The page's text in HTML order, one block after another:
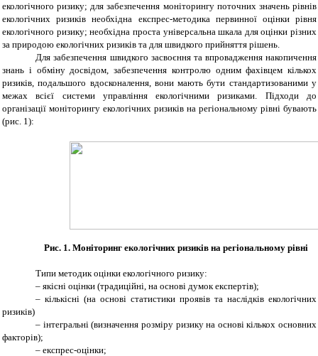
екологічного ризику; для забезпечення моніторингу поточних значень рівнів
екологічних ризиків необхідна експрес-методика первинної оцінки рівня
екологічного ризику; необхідна проста універсальна шкала для оцінки різних
за природою екологічних ризиків та для швидкого прийняття рішень.
Для забезпечення швидкого засвоєння та впровадження накопичення
знань і обміну досвідом, забезпечення контролю одним фахівцем кількох
ризиків, подальшого вдосконалення, вони мають бути стандартизованими у
межах всієї системи управління екологічними ризиками. Підходи до
організації моніторингу екологічних ризиків на регіональному рівні бувають
(рис. 1):
Рис. 1. Моніторинг екологічних ризиків на регіональному рівні
Типи методик оцінки екологічного ризику:
– якісні оцінки (традиційні, на основі думок експертів);
– кількісні (на основі статистики проявів та наслідків екологічних
ризиків)
– інтегральні (визначення розміру ризику на основі кількох основних
факторів);
– експрес-оцінки;